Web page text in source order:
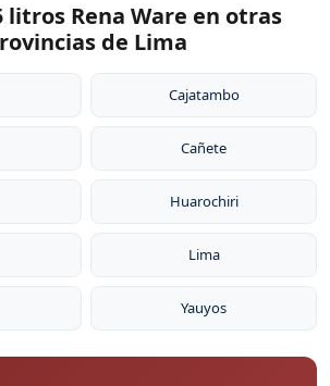
litros Rena Ware en otras
de Lima
Cajatambo
Cañete
Huarochiri
Lima
Yauyos